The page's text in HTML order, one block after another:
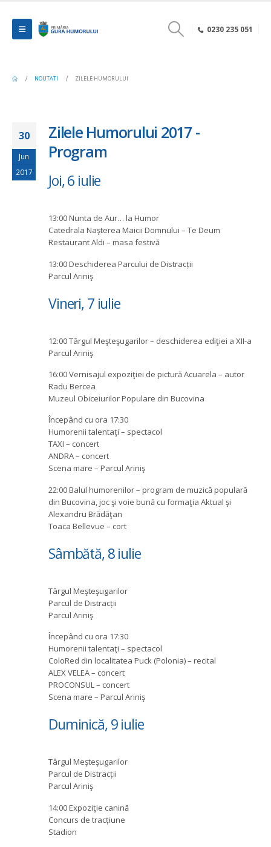
0230 235 051
NOUTATI ZILELE HUMORULUI
30
Jun
2017
Zilele Humorului 2017 -
Program
Joi, 6 iulie
13:00 Nunta de Aur… la Humor
Catedrala Naşterea Maicii Domnului – Te Deum
Restaurant Aldi – masa festivă
13:00 Deschiderea Parcului de Distracții
Parcul Ariniş
Vineri, 7 iulie
12:00 Târgul Meşteşugarilor – deschiderea ediţiei a XII-a
Parcul Ariniş
16:00 Vernisajul expoziţiei de pictură Acuarela – autor
Radu Bercea
Muzeul Obiceiurilor Populare din Bucovina
Începând cu ora 17:30
Humorenii talentaţi – spectacol
TAXI – concert
ANDRA – concert
Scena mare – Parcul Ariniş
22:00 Balul humorenilor – program de muzică populară
din Bucovina, joc şi voie bună cu formaţia Aktual şi
Alexandru Brădăţan
Toaca Bellevue – cort
Sâmbătă, 8 iulie
Târgul Meşteşugarilor
Parcul de Distracții
Parcul Ariniş
Începând cu ora 17:30
Humorenii talentaţi – spectacol
ColoRed din localitatea Puck (Polonia) – recital
ALEX VELEA – concert
PROCONSUL – concert
Scena mare – Parcul Ariniş
Duminică, 9 iulie
Târgul Meşteşugarilor
Parcul de Distracții
Parcul Ariniş
14:00 Expoziţie canină
Concurs de tracțiune
Stadion